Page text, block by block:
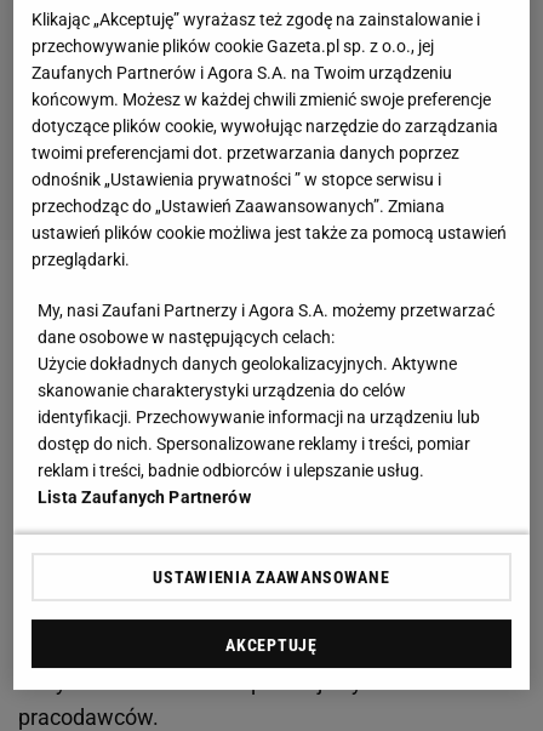
transferem tak długo trwała, że prawie się
rozpłakałem w domu
Przez dwa ostatnie sezony Hiszpan byłpiłkarzem
Piasta Gliwice. W sezonie 2018/2019 wraz z
kolegami z drużyny cieszył się z mistrzostwa Polski.
Rok później Piast był trzeci, a Felix został wybrany
piłkarzem sezonu w ekstraklasie. Jako że niedawno
obiektem zainteresowań wielu drużyn. Miał
pracodawców.
Klikając „Akceptuję” wyrażasz też zgodę na zainstalowanie i
przechowywanie plików cookie Gazeta.pl sp. z o.o., jej
Zaufanych Partnerów i Agora S.A. na Twoim urządzeniu
końcowym. Możesz w każdej chwili zmienić swoje preferencje
dotyczące plików cookie, wywołując narzędzie do zarządzania
twoimi preferencjami dot. przetwarzania danych poprzez
odnośnik „Ustawienia prywatności ” w stopce serwisu i
przechodząc do „Ustawień Zaawansowanych”. Zmiana
ustawień plików cookie możliwa jest także za pomocą ustawień
przeglądarki.
My, nasi Zaufani Partnerzy i Agora S.A. możemy przetwarzać
dane osobowe w następujących celach:
Użycie dokładnych danych geolokalizacyjnych. Aktywne
skanowanie charakterystyki urządzenia do celów
identyfikacji. Przechowywanie informacji na urządzeniu lub
dostęp do nich. Spersonalizowane reklamy i treści, pomiar
reklam i treści, badnie odbiorców i ulepszanie usług.
Lista Zaufanych Partnerów
USTAWIENIA ZAAWANSOWANE
AKCEPTUJĘ